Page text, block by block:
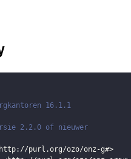
16.1.1
2.2.0 of nieuwer
purl.org/ozo/onz-g#>